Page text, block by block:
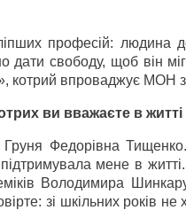
професій: людина
дати свободу, щоб він
котрий впроваджує МОН
ви вважаєте в
Федорівна
мене в
Володимира
зі шкільних років